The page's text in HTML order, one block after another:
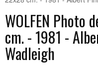
WOLFEN Photo
cm. - 1981 -
Wadleigh